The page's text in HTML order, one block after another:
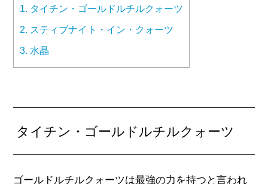
1. タイチン・ゴールドルチルクォーツ
2. スティブナイト・イン・クォーツ
3. 水晶
タイチン・ゴールドルチルクォーツ
ゴールドルチルクォーツは最強の力を持つと言われ